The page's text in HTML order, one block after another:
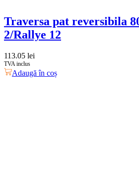
Traversa pat reversibila
2/Rallye 12
113.05 lei
TVA inclus
Adaugă în coș